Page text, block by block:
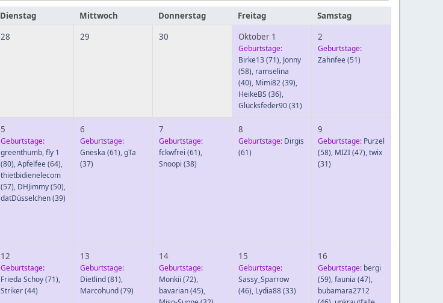
Dienstag Mittwoch Donnerstag Freitag Samstag
28 29 30 Oktober 1
Geburtstage:
Birke13(71), Jonny
(58), ramselina
(40), Mimi82(39),
HeikeBS (36),
Glücksfeder90(31)
2
Geburtstage:
Zahnfee(51)
5
Geburtstage:
greenthumb,fly 1
(80),Apfelfee(64),
thietbidienelecom
(57), DHJimmy(50),
datDüsselchen(39)
6
Geburtstage:
Gneska (61),gTa
(37)
7
Geburtstage:
fckwfrei (61),
Snoopi (38)
8
Geburtstage: Dirgis
(61)
9
Geburtstage: Purzel
(58), MIZI(47),twix
(31)
12
Geburtstage:
Frieda Schoy(71),
Striker(44)
13
Geburtstage:
Dietlind(81),
Marcohund(79)
14
Geburtstage:
Monkii (72),
bavarian(45),
15
Geburtstage:
Sassy_Sparrow
(46), Lydia88(33)
16
Geburtstage: bergi
(59),faunia (47),
bubamara2712